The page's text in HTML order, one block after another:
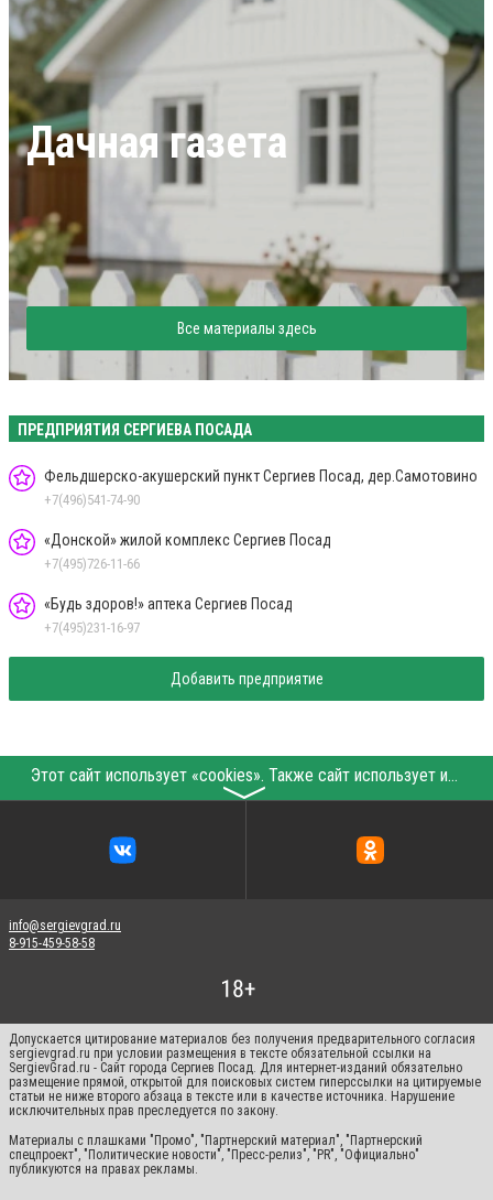
Дачная газета
Все материалы здесь
ПРЕДПРИЯТИЯ СЕРГИЕВА ПОСАДА
Фельдшерско-акушерский пункт Сергиев Посад, дер.Самотовино
+7(496)541-74-90
«Донской» жилой комплекс Сергиев Посад
+7(495)726-11-66
«Будь здоров!» аптека Сергиев Посад
+7(495)231-16-97
Добавить предприятие
Этот сайт использует «cookies». Также сайт использует интернет-сервис для сбора технических данных касательно посетителей с целью получения маркетинговой и статистической информации. Условия обработки данных посетителей сайта см.
〉
info@sergievgrad.ru
8-915-459-58-58
Допускается цитирование материалов без получения предварительного согласия
sergievgrad.ru при условии размещения в тексте обязательной ссылки на
SergievGrad.ru - Сайт города Сергиев Посад. Для интернет-изданий обязательно
размещение прямой, открытой для поисковых систем гиперссылки на цитируемые
статьи не ниже второго абзаца в тексте или в качестве источника. Нарушение
исключительных прав преследуется по закону.
Материалы с плашками "Промо", "Партнерский материал", "Партнерский
спецпроект", "Политические новости", "Пресс-релиз", "PR", "Официально"
публикуются на правах рекламы.